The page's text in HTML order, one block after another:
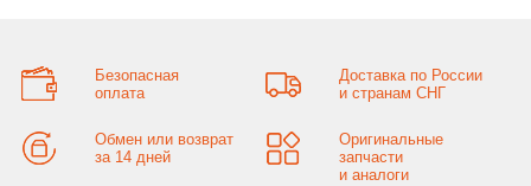
Безопасная
оплата
Доставка по России
и странам СНГ
Обмен или возврат
за 14 дней
Оригинальные
запчасти
и аналоги